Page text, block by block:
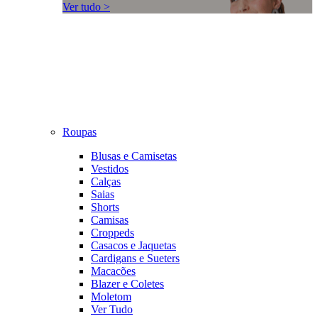
Ver tudo >
Roupas
Blusas e Camisetas
Vestidos
Calças
Saias
Shorts
Camisas
Croppeds
Casacos e Jaquetas
Cardigans e Sueters
Macacões
Blazer e Coletes
Moletom
Ver Tudo